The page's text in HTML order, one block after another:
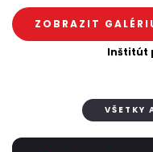
ZOBRAZIT
Inštitút
VŠETKY